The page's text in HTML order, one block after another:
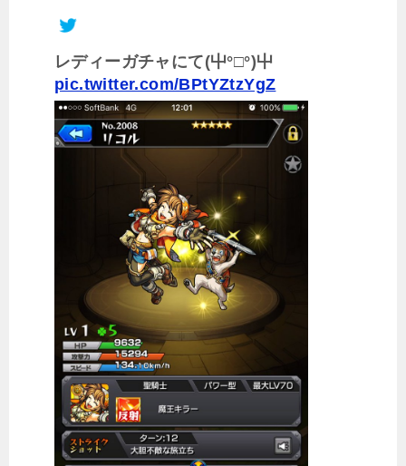
レディーガチャにて(屮°□°)屮
pic.twitter.com/BPtYZtzYgZ